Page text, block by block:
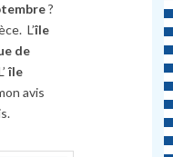
?
L’île
de
île
avis